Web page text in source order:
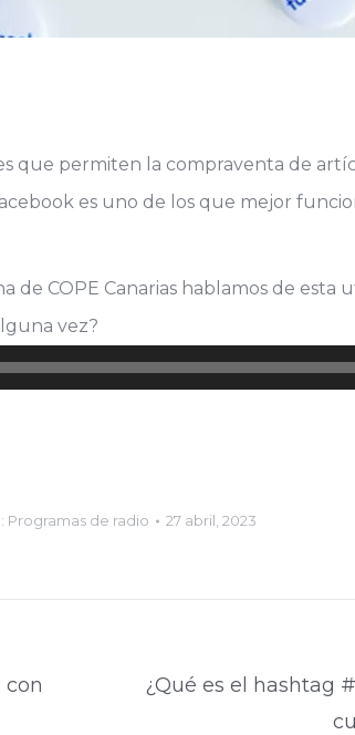
que permiten la compraventa de
es uno de los que mejor
de COPE Canarias hablamos de esta
vez?
Programas de radio 27 abril, 2023
con
Publicación
¿Qué es el hashtag